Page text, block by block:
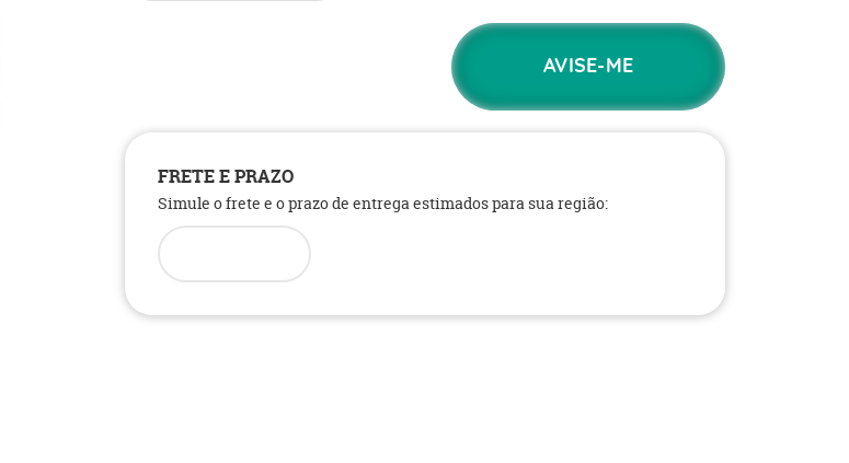
AVISE-ME
FRETE E PRAZO
Simule o frete e o prazo de entrega estimados para sua região: